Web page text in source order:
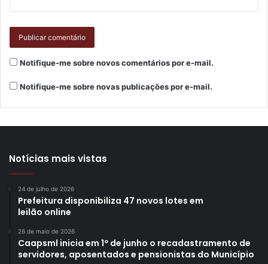
Notifique-me sobre novos comentários por e-mail.
Notifique-me sobre novas publicações por e-mail.
Notícias mais vistas
24 de julho de 2026
Prefeitura disponibiliza 47 novos lotes em
leilão online
26 de maio de 2026
Caapsml inicia em 1º de junho o recadastramento de
servidores, aposentados e pensionistas do Município